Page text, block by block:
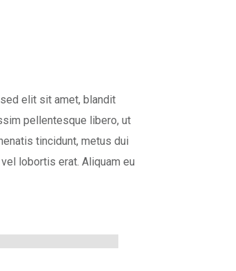
elit sit amet, blandit
pellentesque libero, ut
tincidunt, metus dui
lobortis erat. Aliquam eu